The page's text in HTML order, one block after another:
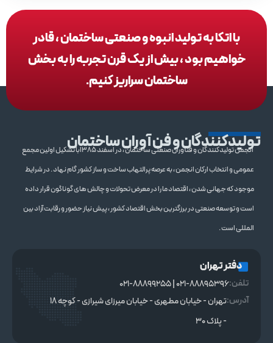
با اتکا به تولید انبوه و صنعتی ساختمان ، قادر
خواهیم بود ، بیش از یک قرن تجربه را به بخش
ساختمان سراریز کنیم.
تولیدکنندگان و فن آوران ساختمانانجمن تولیدکنندگان و فنآوران صنعتی ساختمان ، در اسفند 1385با تشکیل اولین مجمع
عمومی و انتخاب ارکان انجمن ، به عرصه پرالتهاب ساخت و ساز کشور گام نهاد . در شرایط
موجود که جهانی شدن ، اقتصاد ما را در معرض تحولات و چالش های گوناگون قرار داده
است و توسعه صنعتی در برزگترین بخش اقتصاد کشور ، پیش نیاز حضور و رقابت آزاد بین
المللی است .
دفتر تهران
تلفن:021-88895396 | 021-88899255
آدرس:
تهران - خیابان مطهری - خیابان میرزای شیرازی - کوچه ۱۸
- پلاک ۳۰